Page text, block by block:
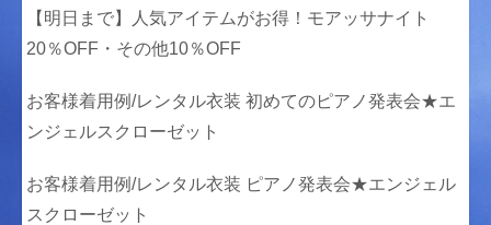
【明日まで】人気アイテムがお得！モアッサナイト
20％OFF・その他10％OFF
お客様着用例/レンタル衣装 初めてのピアノ発表会★エ
ンジェルスクローゼット
お客様着用例/レンタル衣装 ピアノ発表会★エンジェル
スクローゼット